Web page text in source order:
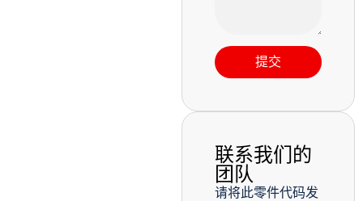
提交
联系我们的
团队
请将此零件代码发